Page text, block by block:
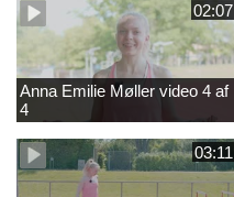
02:07
Anna Emilie Møller video 4 af
4
03:11